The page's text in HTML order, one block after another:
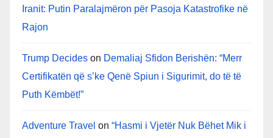
Iranit: Putin Paralajmëron për Pasoja Katastrofike në
Rajon
Trump Decides on Demaliaj Sfidon Berishën: “Merr
Certifikatën që s’ke Qenë Spiun i Sigurimit, do të të
Puth Këmbët!”
Adventure Travel on “Hasmi i Vjetër Nuk Bëhet Mik i